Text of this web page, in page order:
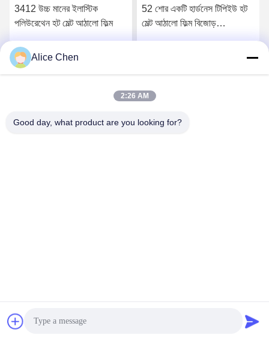
3412 উচ্চ মানের ইলাস্টিক
পলিউরেথেন হট মেল্ট আঠালো ফিল্ম
52 শোর একটি হার্ডনেস টিপিইউ হট
মেল্ট আঠালো ফিল্ম বিজোড়
Alice Chen
2:26 AM
Good day, what product are you looking for?